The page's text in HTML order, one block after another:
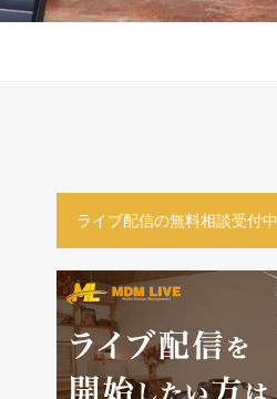
ライブ配信の無料相談受付中